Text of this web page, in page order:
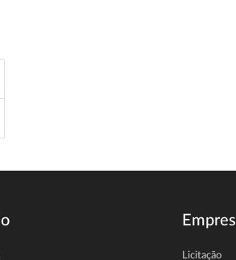
Licitação